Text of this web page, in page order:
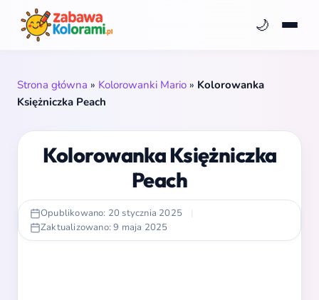
🌙
Strona główna » Kolorowanki Mario » Kolorowanka
Księżniczka Peach
Kolorowanka Księżniczka
Peach
Opublikowano: 20 stycznia 2025
|
Zaktualizowano: 9 maja 2025